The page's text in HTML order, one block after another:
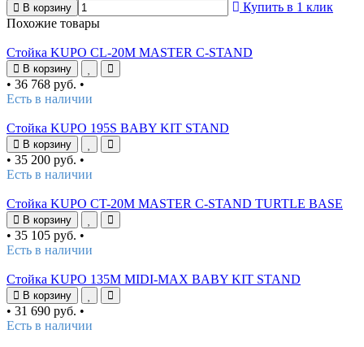
В корзину
Купить в 1 клик
Похожие товары
Стойка KUPO CL-20M MASTER C-STAND
В корзину
• 36 768 руб. •
Есть в наличии
Стойка KUPO 195S BABY KIT STAND
В корзину
• 35 200 руб. •
Есть в наличии
Стойка KUPO CT-20M MASTER C-STAND TURTLE BASE
В корзину
• 35 105 руб. •
Есть в наличии
Стойка KUPO 135M MIDI-MAX BABY KIT STAND
В корзину
• 31 690 руб. •
Есть в наличии